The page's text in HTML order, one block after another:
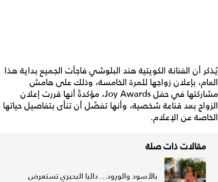
يُذكر أن الفنانة الكويتية هند البلوشي فاجأت الجميع بداية هذا
العام، بإعلان زواجها للمرة الخامسة، وذلك على هامش
مشاركتها في حفل Joy Awards، مؤكدةً أنها قررت إعلان
الزواج بعد قناعة شخصية، وأنها تفضّل أن تنأى بتفاصيل حياتها
الخاصة عن الإعلام.
مقالات ذات صلة
بالأسود والورود... داليا البحيري تستعرض